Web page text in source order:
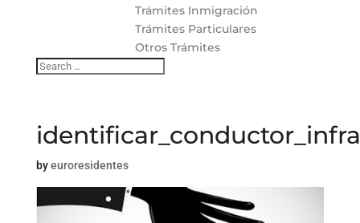
Trámites Inmigración
Trámites Particulares
Otros Trámites
byeuroresidentes